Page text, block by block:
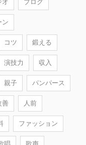
オ ブログ
ン
コツ 鍛える
演技力 収入
親子 パンパース
善 人前
ファッション